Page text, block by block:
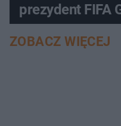
prezydent FIFA
ZOBACZ WIĘCEJ